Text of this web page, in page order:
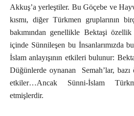
Akkuş’a yerleştiler. Bu Göçebe ve
kısmı, diğer Türkmen gruplarının
bakımından genellikle Bektaşi özellik
içinde Sünnileşen bu İnsanlarımızda
İslam anlayışının etkileri bulunur:
Düğünlerde oynanan Semah’lar,
etkiler…Ancak Sünni-İslam
etmişlerdir.